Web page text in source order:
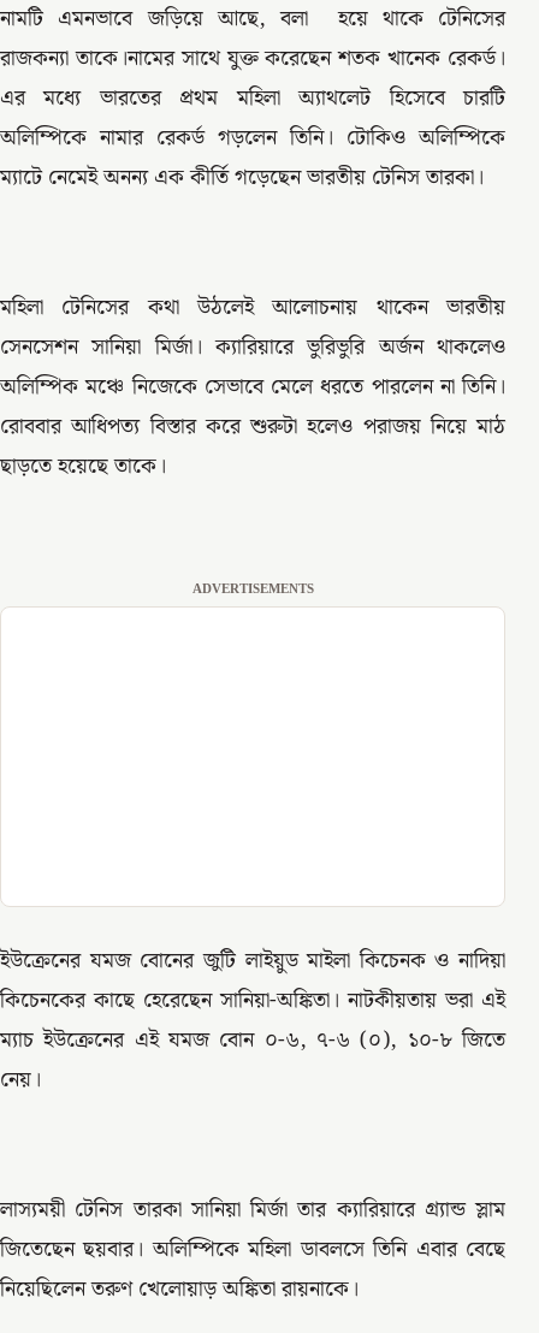
নামটি এমনভাবে জড়িয়ে আছে, বলা হয়ে থাকে টেনিসের
রাজকন্যা তাকে।নামের সাথে যুক্ত করেছেন শতক খানেক রেকর্ড।
এর মধ্যে ভারতের প্রথম মহিলা অ্যাথলেট হিসেবে চারটি
অলিম্পিকে নামার রেকর্ড গড়লেন তিনি। টোকিও অলিম্পিকে
ম্যাটে নেমেই অনন্য এক কীর্তি গড়েছেন ভারতীয় টেনিস তারকা।
মহিলা টেনিসের কথা উঠলেই আলোচনায় থাকেন ভারতীয়
সেনসেশন সানিয়া মির্জা। ক্যারিয়ারে ভুরিভুরি অর্জন থাকলেও
অলিম্পিক মঞ্চে নিজেকে সেভাবে মেলে ধরতে পারলেন না তিনি।
রোববার আধিপত্য বিস্তার করে শুরুটা হলেও পরাজয় নিয়ে মাঠ
ছাড়তে হয়েছে তাকে।
ADVERTISEMENTS
ইউক্রেনের যমজ বোনের জুটি লাইয়ুড মাইলা কিচেনক ও নাদিয়া
কিচেনকের কাছে হেরেছেন সানিয়া-অঙ্কিতা। নাটকীয়তায় ভরা এই
ম্যাচ ইউক্রেনের এই যমজ বোন ০-৬, ৭-৬ (০), ১০-৮ জিতে
নেয়।
লাস্যময়ী টেনিস তারকা সানিয়া মির্জা তার ক্যারিয়ারে গ্র্যান্ড স্লাম
জিতেছেন ছয়বার। অলিম্পিকে মহিলা ডাবলসে তিনি এবার বেছে
নিয়েছিলেন তরুণ খেলোয়াড় অঙ্কিতা রায়নাকে।